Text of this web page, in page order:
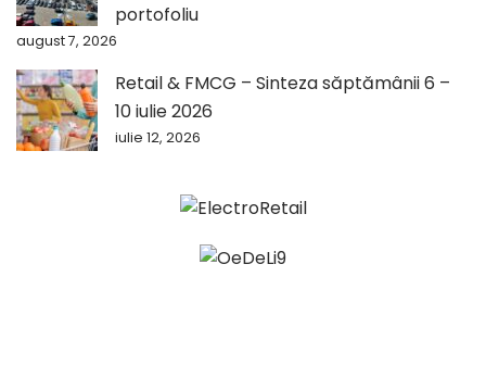
portofoliu
august 7, 2026
Retail & FMCG – Sinteza săptămânii 6 –
10 iulie 2026
iulie 12, 2026